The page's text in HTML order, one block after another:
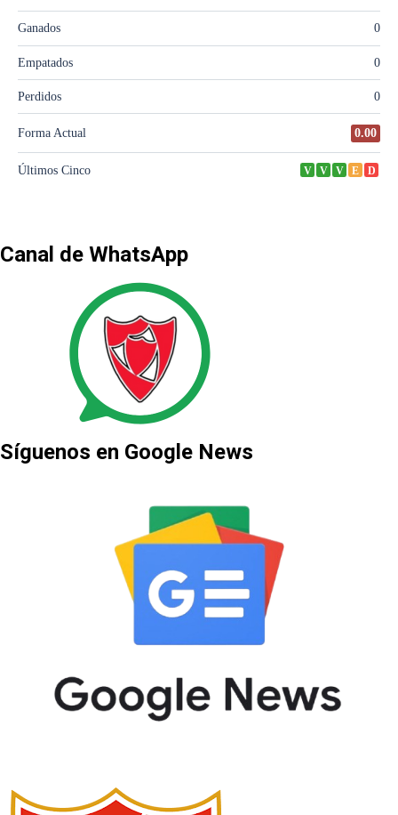
Canal de WhatsApp
Síguenos en Google News